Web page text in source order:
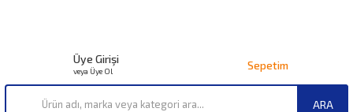
ARA
Üye Girişi
veya Üye Ol Sepetim